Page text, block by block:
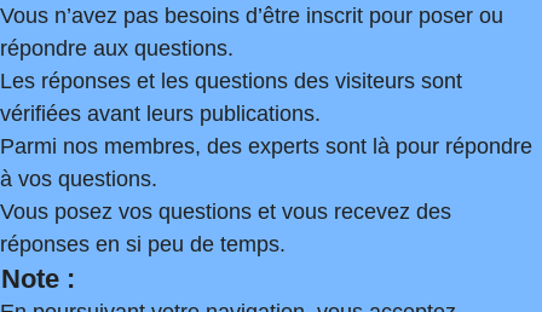
Vous n’avez pas besoins d’être inscrit pour poser ou
répondre aux questions.
Les réponses et les questions des visiteurs sont
vérifiées avant leurs publications.
Parmi nos membres, des experts sont là pour répondre
à vos questions.
Vous posez vos questions et vous recevez des
réponses en si peu de temps.
Note :